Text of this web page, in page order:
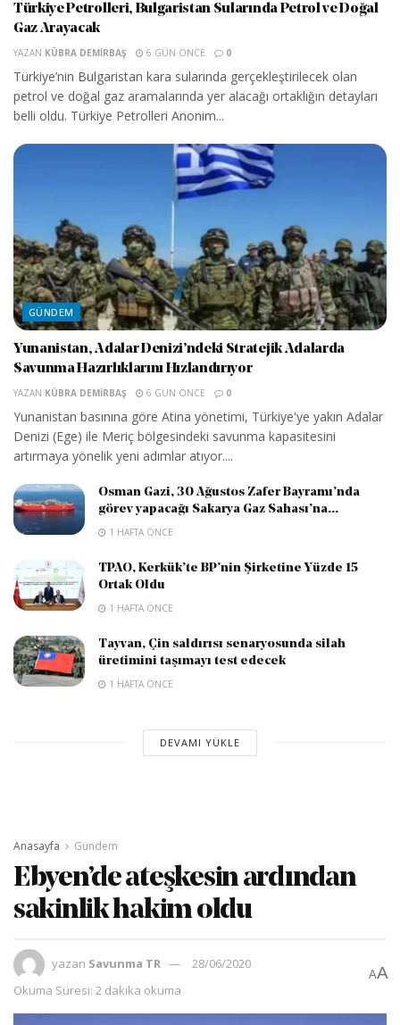
Türkiye Petrolleri, Bulgaristan Sularında Petrol ve Doğal
Gaz Arayacak
YAZAN KÜBRA DEMIRBAŞ 6 GÜN ÖNCE 0
Türkiye’nin Bulgaristan kara sularında gerçekleştirilecek olan
petrol ve doğal gaz aramalarında yer alacağı ortaklığın detayları
belli oldu. Türkiye Petrolleri Anonim...
GÜNDEM
Yunanistan, Adalar Denizi’ndeki Stratejik Adalarda
Savunma Hazırlıklarını Hızlandırıyor
YAZAN KÜBRA DEMIRBAŞ 6 GÜN ÖNCE 0
Yunanistan basınına göre Atina yönetimi, Türkiye'ye yakın Adalar
Denizi (Ege) ile Meriç bölgesindeki savunma kapasitesini
artırmaya yönelik yeni adımlar atıyor....
Osman Gazi, 30 Ağustos Zafer Bayramı’nda
görev yapacağı Sakarya Gaz Sahası’na...
1 HAFTA ÖNCE
TPAO, Kerkük’te BP’nin Şirketine Yüzde 15
Ortak Oldu
1 HAFTA ÖNCE
Tayvan, Çin saldırısı senaryosunda silah
üretimini taşımayı test edecek
1 HAFTA ÖNCE
DEVAMI YÜKLE
Anasayfa Gündem
Ebyen’de ateşkesin ardından
sakinlik hakim oldu
yazan Savunma TR
28/06/2020
Okuma Süresi: 2 dakika okuma
AA